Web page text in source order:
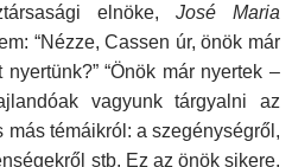
elnöke, José Maria
“Nézze, Cassen úr, önök már
nyertünk?” “Önök már nyertek –
vagyunk tárgyalni az
témáikról: a szegénységről,
stb. Ez az önök sikere,